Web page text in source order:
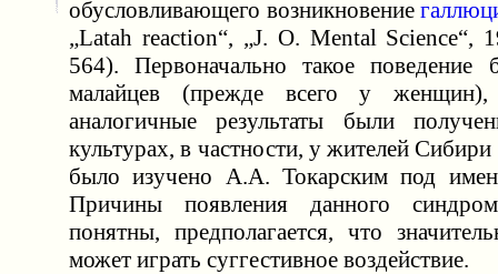
обусловливающего возникновение
„Latah reaction“, „J. O. Mental Science“,
564). Первоначально такое
малайцев (прежде всего у
аналогичные результаты были
культурах, в частности, у жителей
было изучено А.А. Токарским под
Причины появления данного
понятны, предполагается, что
может играть суггестивное воздействие.